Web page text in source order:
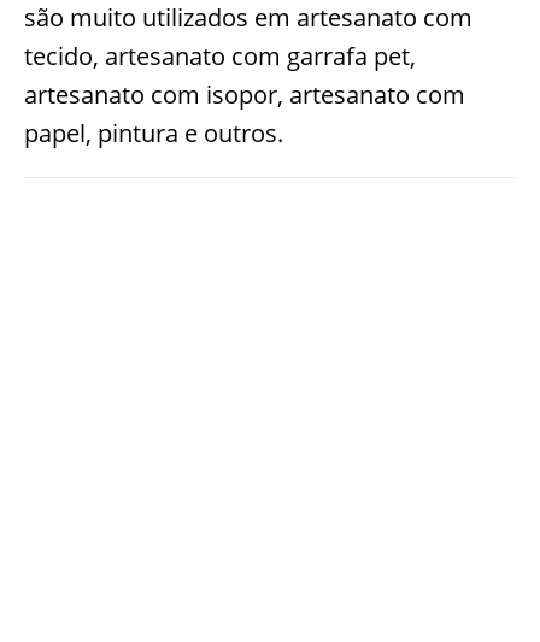
são muito utilizados em artesanato com
tecido, artesanato com garrafa pet,
artesanato com isopor, artesanato com
papel, pintura e outros.